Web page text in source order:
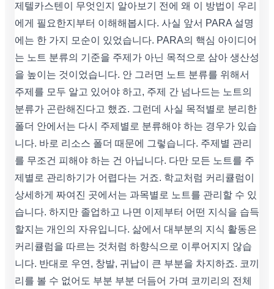
제텔카스텐이 무엇인지 알아보기 전에 왜 이 방법이 우리
에게 필요한지부터 이해해봅시다. 사실 앞서 PARA 설명
에는 한 가지 모순이 있었습니다. PARA의 핵심 아이디어
는 노트 분류의 기준을 주제가 아닌 목적으로 삼아 생산성
을 높이는 것이었습니다. 안 그러면 노트 분류를 위해서
주제를 모두 알고 있어야 하고, 주제 간 넘나드는 노트의
분류가 곤란해진다고 했죠. 그런데 사실 목적별로 분리한
폴더 안에서는 다시 주제별로 분류해야 하는 경우가 있습
니다. 바로 리소스 폴더 때문에 그렇습니다. 주제별 관리
를 무조건 피해야 하는 건 아닙니다. 다만 모든 노트를 주
제별로 관리하기가 어렵다는 거죠. 학교처럼 커리큘럼이
상세하게 짜여진 곳에서는 과목별로 노트를 관리할 수 있
습니다. 하지만 졸업하고 나면 이제부터 어떤 지식을 습득
할지는 개인의 자유입니다. 삶에서 대부분의 지식 활동은
커리큘럼을 따르는 것처럼 하향식으로 이루어지지 않습
니다. 반대로 우연, 창발, 귀납이 큰 부분을 차지하죠. 코끼
리를 볼 수 없어도 부분 부분 더듬어 가며 코끼리의 전체